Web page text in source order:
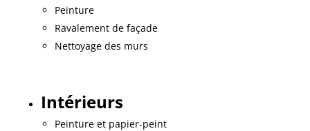
Peinture
Ravalement de façade
Nettoyage des murs
Intérieurs
Peinture et papier-peint